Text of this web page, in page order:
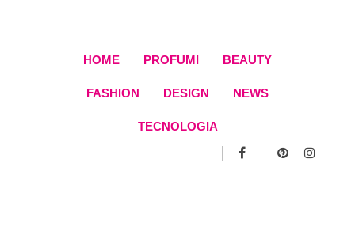
HOME PROFUMI BEAUTY
FASHION DESIGN NEWS
TECNOLOGIA